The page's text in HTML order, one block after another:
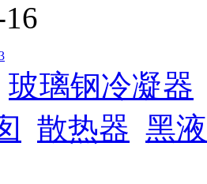
玻璃钢冷凝器
散热器 黑